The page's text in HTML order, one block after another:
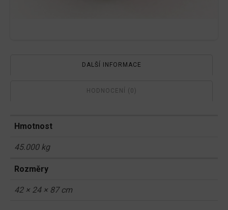
DALŠÍ INFORMACE
HODNOCENÍ (0)
Hmotnost
45.000 kg
Rozměry
42 × 24 × 87 cm